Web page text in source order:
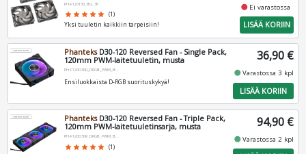
PH-F120T30_BG_3P
star star star star star (1)
Yksi tuuletin kaikkiin tarpeisiin!
fiber_manual_record Ei varastossa
LISÄÄ KORIIN
PhanteksD30-120 Reversed Fan - Single Pack,
120mm PWM-laitetuuletin, musta
PH-F120D30R_DRGB_PWM_BK01
Ensiluokkaista D-RGB suorituskykyä!
36,90 €
fiber_manual_recordVarastossa 3 kpl
LISÄÄ KORIIN
PhanteksD30-120 Reversed Fan - Triple Pack,
120mm PWM-laitetuuletinsarja, musta
PH-F120D30R_DRGB_PWM_BK01_3P
star star star star star (1)
94,90 €
fiber_manual_recordVarastossa 2 kpl